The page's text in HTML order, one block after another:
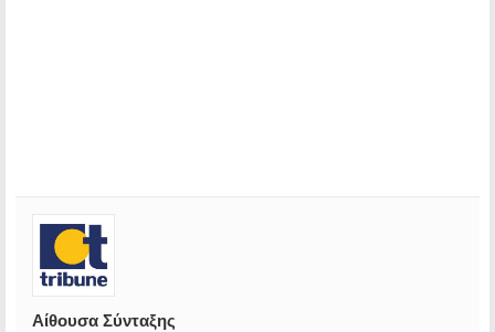
Αίθουσα Σύνταξης